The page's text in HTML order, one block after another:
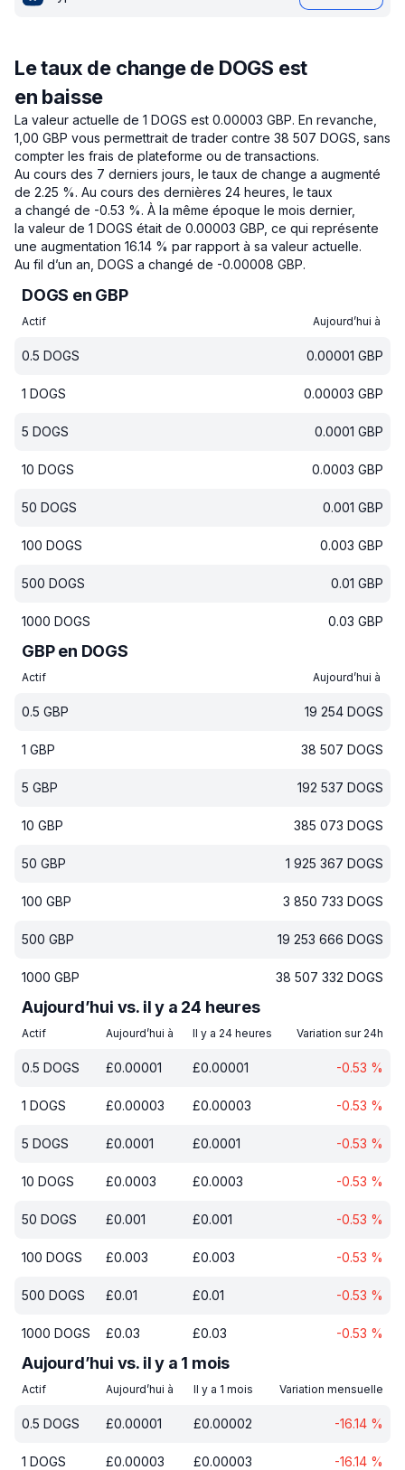
Le taux de change de DOGS est
en baisse
La valeur actuelle de 1 DOGS est 0.00003 GBP. En revanche,
1,00 GBP vous permettrait de trader contre 38 507 DOGS, sans
compter les frais de plateforme ou de transactions.
Au cours des 7 derniers jours, le taux de change a augmenté
de 2.25 %. Au cours des dernières 24 heures, le taux
a changé de -0.53 %. À la même époque le mois dernier,
la valeur de 1 DOGS était de 0.00003 GBP, ce qui représente
une augmentation 16.14 % par rapport à sa valeur actuelle.
Au fil d’un an, DOGS a changé de -0.00008 GBP.
DOGS en GBP
Actif Aujourd’hui à
0.5 DOGS 0.00001 GBP
1 DOGS 0.00003 GBP
5 DOGS 0.0001 GBP
10 DOGS 0.0003 GBP
50 DOGS 0.001 GBP
100 DOGS 0.003 GBP
500 DOGS 0.01 GBP
1000 DOGS 0.03 GBP
GBP en DOGS
Actif Aujourd’hui à
0.5 GBP 19 254 DOGS
1 GBP 38 507 DOGS
5 GBP 192 537 DOGS
10 GBP 385 073 DOGS
50 GBP 1 925 367 DOGS
100 GBP 3 850 733 DOGS
500 GBP 19 253 666 DOGS
1000 GBP 38 507 332 DOGS
Aujourd’hui vs. il y a 24 heures
Actif Aujourd’hui à Il y a 24 heures Variation sur 24h
0.5 DOGS £0.00001 £0.00001 -0.53 %
1 DOGS £0.00003 £0.00003 -0.53 %
5 DOGS £0.0001 £0.0001 -0.53 %
10 DOGS £0.0003 £0.0003 -0.53 %
50 DOGS £0.001 £0.001 -0.53 %
100 DOGS £0.003 £0.003 -0.53 %
500 DOGS £0.01 £0.01 -0.53 %
1000 DOGS £0.03 £0.03 -0.53 %
Aujourd’hui vs. il y a 1 mois
Actif Aujourd’hui à Il y a 1 mois Variation mensuelle
0.5 DOGS £0.00001 £0.00002 -16.14 %
1 DOGS £0.00003 £0.00003 -16.14 %